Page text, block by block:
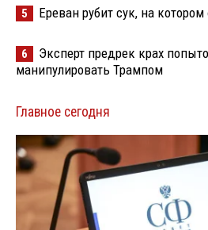
5 Ереван рубит сук, на
6
Эксперт предрек крах
манипулировать Трампом
Главное сегодня